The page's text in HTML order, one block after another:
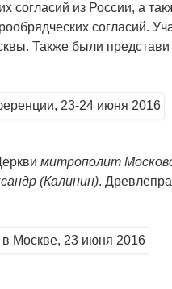
из России, а
согласий.
Также были
митрополит
(Калинин).